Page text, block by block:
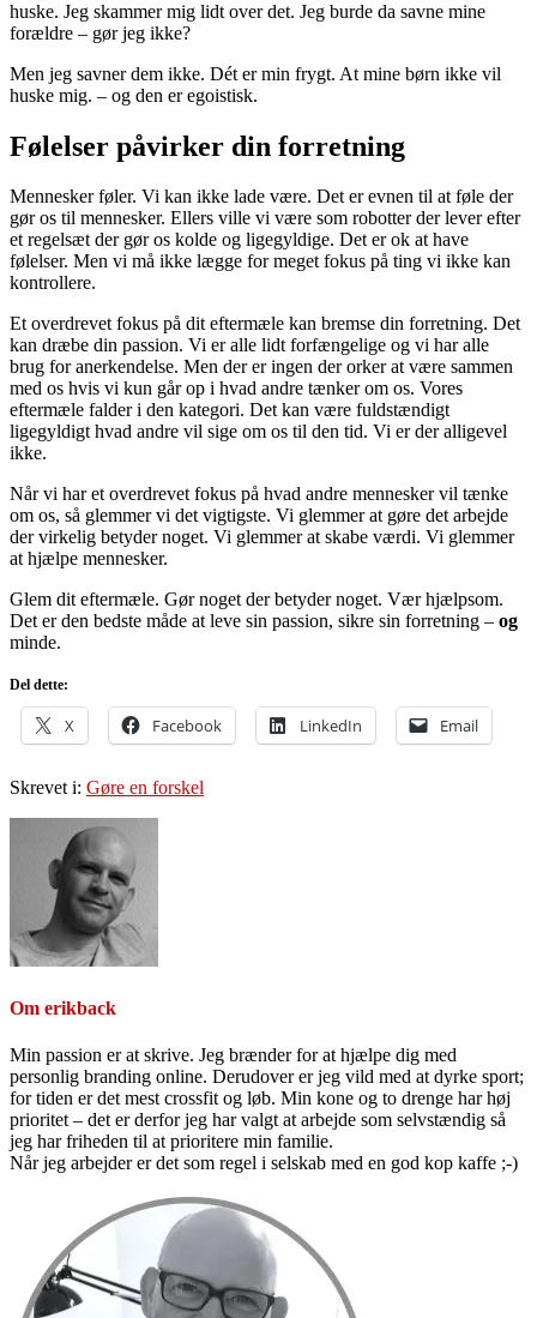
huske. Jeg skammer mig lidt over det. Jeg burde da savne mine
forældre – gør jeg ikke?
Men jeg savner dem ikke. Dét er min frygt. At mine børn ikke vil
huske mig. – og den er egoistisk.
Følelser påvirker din forretning
Mennesker føler. Vi kan ikke lade være. Det er evnen til at føle der
gør os til mennesker. Ellers ville vi være som robotter der lever efter
et regelsæt der gør os kolde og ligegyldige. Det er ok at have
følelser. Men vi må ikke lægge for meget fokus på ting vi ikke kan
kontrollere.
Et overdrevet fokus på dit eftermæle kan bremse din forretning. Det
kan dræbe din passion. Vi er alle lidt forfængelige og vi har alle
brug for anerkendelse. Men der er ingen der orker at være sammen
med os hvis vi kun går op i hvad andre tænker om os. Vores
eftermæle falder i den kategori. Det kan være fuldstændigt
ligegyldigt hvad andre vil sige om os til den tid. Vi er der alligevel
ikke.
Når vi har et overdrevet fokus på hvad andre mennesker vil tænke
om os, så glemmer vi det vigtigste. Vi glemmer at gøre det arbejde
der virkelig betyder noget. Vi glemmer at skabe værdi. Vi glemmer
at hjælpe mennesker.
Glem dit eftermæle. Gør noget der betyder noget. Vær hjælpsom.
Det er den bedste måde at leve sin passion, sikre sin forretning – og
minde.
Del dette:
X Facebook LinkedIn Email
Skrevet i: Gøre en forskel
Om erikback
Min passion er at skrive. Jeg brænder for at hjælpe dig med
personlig branding online. Derudover er jeg vild med at dyrke sport;
for tiden er det mest crossfit og løb. Min kone og to drenge har høj
prioritet – det er derfor jeg har valgt at arbejde som selvstændig så
jeg har friheden til at prioritere min familie.
Når jeg arbejder er det som regel i selskab med en god kop kaffe ;-)
Sidebar